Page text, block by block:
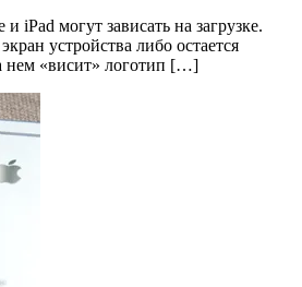
iPad могут зависать на загрузке.
устройства либо остается
нем «висит» логотип […]